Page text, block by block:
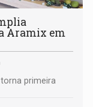
Aramix em
primeira